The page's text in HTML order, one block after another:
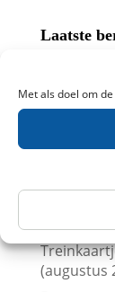
Met als doel om
Laatste
NS zet
Trein naar
Vergelijk
(augustus